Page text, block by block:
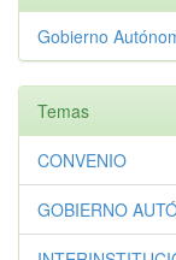
Gobierno
Temas
CONVENIO
GOBIERNO